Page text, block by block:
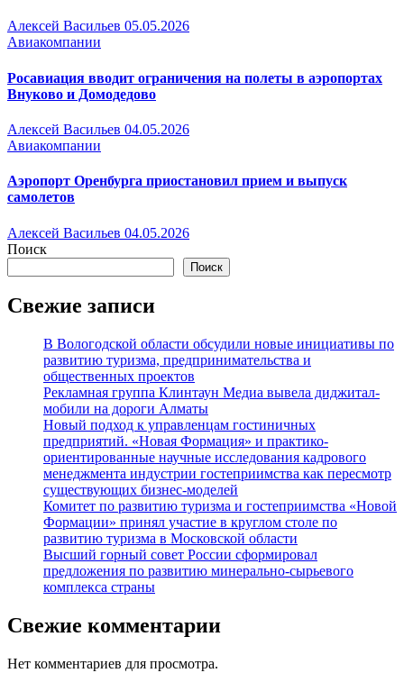
Алексей Васильев 05.05.2026
Авиакомпании
Росавиация вводит ограничения на полеты в аэропортах
Внуково и Домодедово
Алексей Васильев 04.05.2026
Авиакомпании
Аэропорт Оренбурга приостановил прием и выпуск
самолетов
Алексей Васильев 04.05.2026
Поиск
Поиск
Свежие записи
В Вологодской области обсудили новые инициативы по
развитию туризма, предпринимательства и
общественных проектов
Рекламная группа Клинтаун Медиа вывела диджитал-
мобили на дороги Алматы
Новый подход к управленцам гостиничных
предприятий. «Новая Формация» и практико-
ориентированные научные исследования кадрового
менеджмента индустрии гостеприимства как пересмотр
существующих бизнес-моделей
Комитет по развитию туризма и гостеприимства «Новой
Формации» принял участие в круглом столе по
развитию туризма в Московской области
Высший горный совет России сформировал
предложения по развитию минерально-сырьевого
комплекса страны
Свежие комментарии
Нет комментариев для просмотра.